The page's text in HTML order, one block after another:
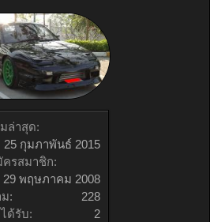
ล่าสุด:
25 กุมภาพันธ์ 2015
รสมาชิก:
29 พฤษภาคม 2008
:
228
ด้รับ:
2